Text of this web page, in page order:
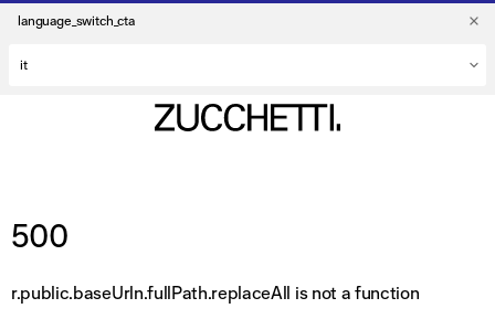
language_switch_cta
500
r.public.baseUrln.fullPath.replaceAll is not a function